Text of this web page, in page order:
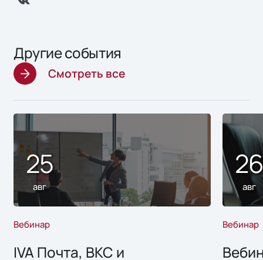
Другие события
Смотреть все
25
авг
Вебинар
IVA Почта, ВКС и
авг
Вебинар